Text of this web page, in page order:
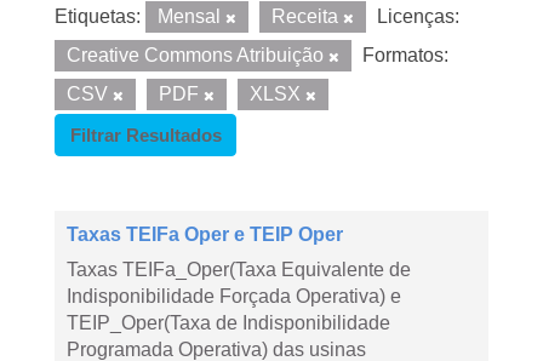
Etiquetas: Mensal Receita
Licenças:
Creative Commons Atribuição
Formatos:
CSV
PDF
XLSX
Filtrar Resultados
Taxas TEIFa Oper e TEIP Oper
Taxas TEIFa_Oper(Taxa Equivalente de
Indisponibilidade Forçada Operativa) e
TEIP_Oper(Taxa de Indisponibilidade
Programada Operativa) das usinas